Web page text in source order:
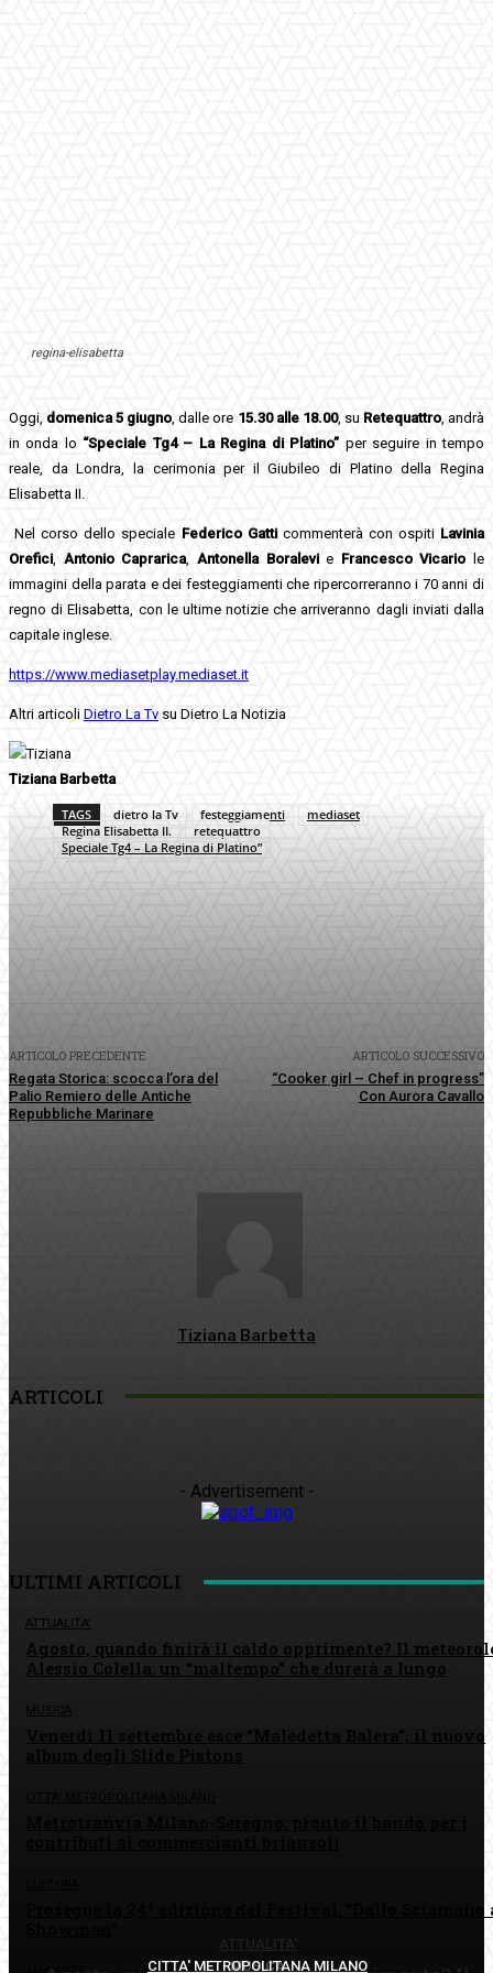
regina-elisabetta
Oggi, domenica 5 giugno , dalle ore 15.30 alle 18.00, su Retequattro, andrà
in onda lo “Speciale Tg4 – La Regina di Platino” per seguire in tempo
reale, da Londra, la cerimonia per il Giubileo di Platino della Regina
Elisabetta II.
Nel corso dello speciale Federico Gatticommenterà con ospiti Lavinia
Orefici, Antonio Caprarica, Antonella Boralevie Francesco Vicario le
immagini della parata e dei festeggiamenti che ripercorreranno i 70 anni di
regno di Elisabetta, con le ultime notizie che arriveranno dagli inviati dalla
capitale inglese.
https://www.mediasetplay.mediaset.it
Altri articoli Dietro La Tv su Dietro La Notizia
Tiziana Barbetta
TAGS dietro la Tv festeggiamenti
mediaset
Regina Elisabetta II.
retequattro
Speciale Tg4 – La Regina di Platino”
ARTICOLO PRECEDENTE
Regata Storica: scocca l’ora del
Palio Remiero delle Antiche
Repubbliche Marinare
ARTICOLO SUCCESSIVO
“Cooker girl – Chef in progress”
Con Aurora Cavallo
Tiziana Barbetta
ARTICOLI
MUSICA
CITTA' METROPOLITANA MILANO
- Advertisement -
ULTIMI ARTICOLI
ATTUALITA'
Agosto, quando finirà il caldo opprimente? Il
Alessio Colella: un “maltempo” che durerà a lungo
MUSICA
Prosegue la 24ª edizione del Festival: “Dallo